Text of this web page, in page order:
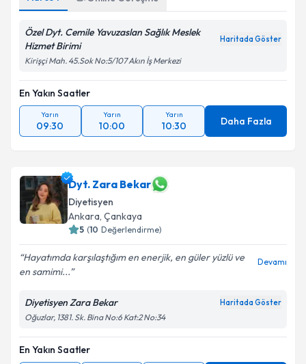
Özel Dyt. Cemile Yavuzaslan Sağlık Meslek
Hizmet Birimi
Haritada Göster
Kirişçi Mah. 45.Sok No:5/107 Akın İş Merkezi
En Yakın Saatler
Yarın
09:30
Yarın
10:00
Yarın
10:30 Daha Fazla
Dyt. Zara Bekar
Diyetisyen
Ankara, Çankaya
5 (10 Değerlendirme)
Hayatımda karşılaştığım en enerjik, en güler yüzlü ve
en samimi...
Devamı
Diyetisyen Zara Bekar Haritada Göster
Oğuzlar, 1381. Sk. Bina No:6 Kat:2 No:34
En Yakın Saatler